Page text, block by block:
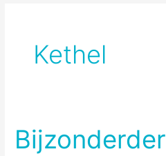
Kethel
Bijzonderder